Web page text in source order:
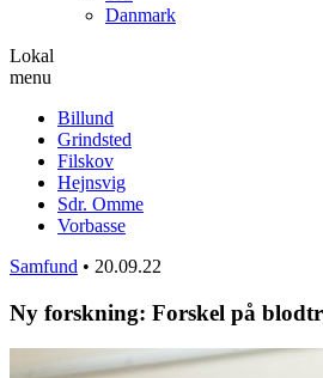
Danmark
Lokal
menu
Billund
Grindsted
Filskov
Hejnsvig
Sdr. Omme
Vorbasse
Samfund • 20.09.22
Ny forskning: Forskel på